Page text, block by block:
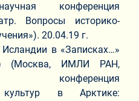
конференция
Вопросы историко-
20.04.19 г.
в «Записках…»
(Москва, ИМЛИ РАН,
конференция
культур в Арктике: